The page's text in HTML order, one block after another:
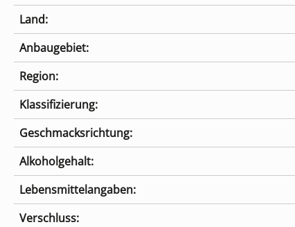
Lebensmittelangaben:
Land:
Anbaugebiet:
Region:
Geschmacksrichtung:
Alkoholgehalt:
Klassifizierung:
Verschluss: